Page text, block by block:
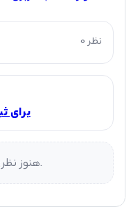
0 نظر
برای
هنوز نظری برای این محصول ثبت نشده است.